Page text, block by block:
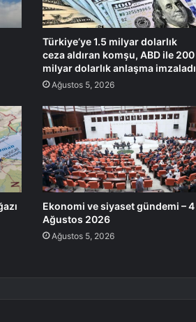
Türkiye’ye 1.5 milyar dolarlık
ceza aldıran komşu, ABD ile 200
milyar dolarlık anlaşma imzaladı
Ağustos 5, 2026
Ekonomi ve siyaset gündemi – 4
Ağustos 2026
Ağustos 5, 2026